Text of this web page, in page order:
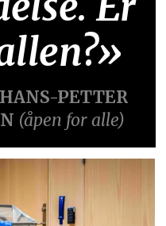
HANS-PETTER
(åpen for alle)